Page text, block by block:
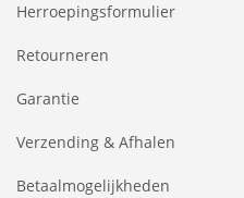
Herroepingsformulier
Retourneren
Garantie
Verzending & Afhalen
Betaalmogelijkheden